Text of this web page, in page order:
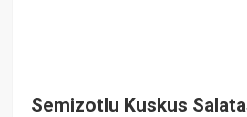
Semizotlu Kuskus